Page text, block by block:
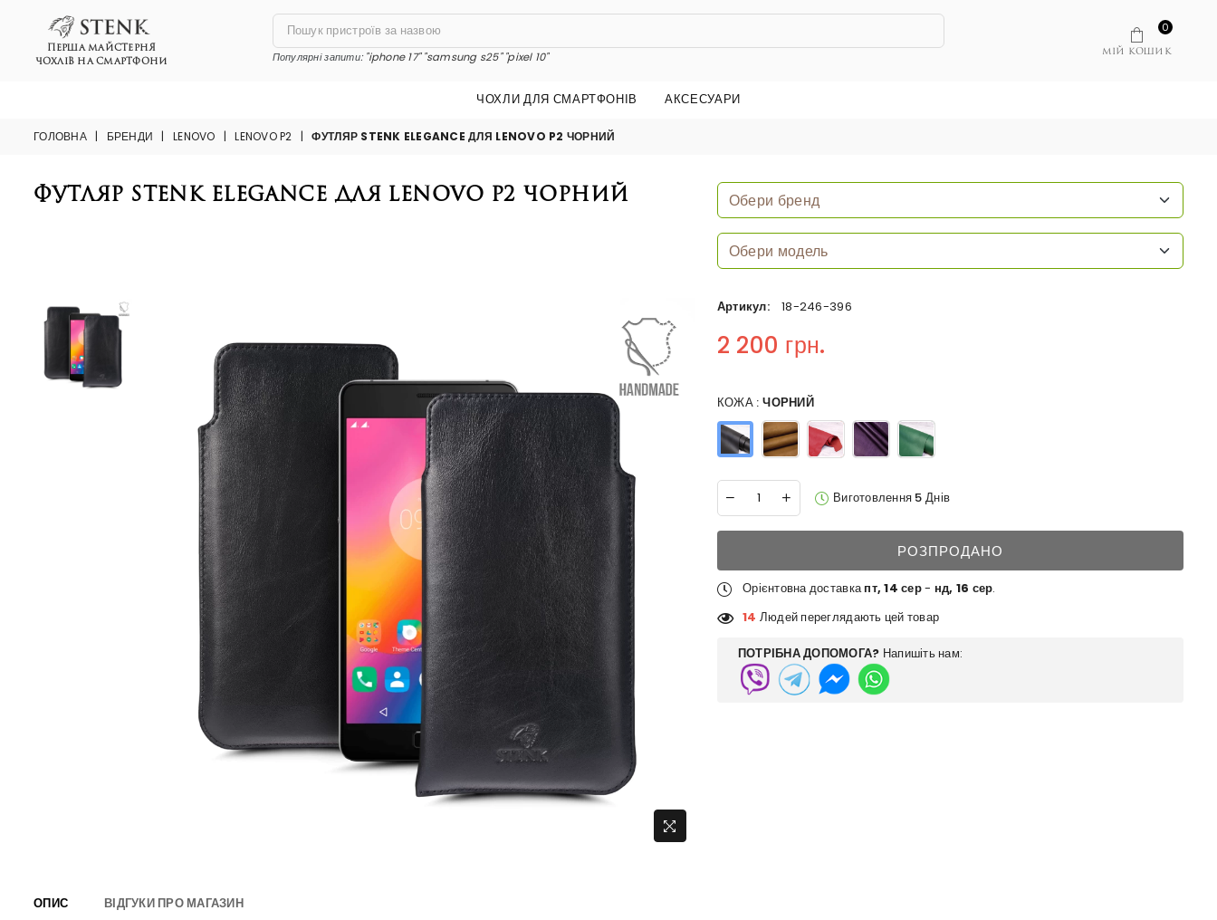
ПЕРША МАЙСТЕРНЯ
ЧОХЛІВ НА СМАРТФОНИ
Популярні запити:"iphone 17" "samsung s25" "pixel 10" МІЙ КОШИК
0
ЧОХЛИ ДЛЯ СМАРТФОНІВ АКСЕСУАРИ
ГОЛОВНА | БРЕНДИ | LENOVO | LENOVO P2 | ФУТЛЯР STENK ELEGANCE ДЛЯ LENOVO P2 ЧОРНИЙ
Футляр Stenk Elegance для Lenovo P2 Чорний
Артикул: 18-246-396
Regular price
2 200 грн.
КОЖА : ЧОРНИЙ
Виготовлення 5 Днів
РОЗПРОДАНО
Орієнтовна доставкапт, 14 сер- нд, 16 сер.
14 Людей переглядають цей товар
ПОТРІБНА ДОПОМОГА? Напишіть нам:
ОПИС ВІДГУКИ ПРО МАГАЗИН